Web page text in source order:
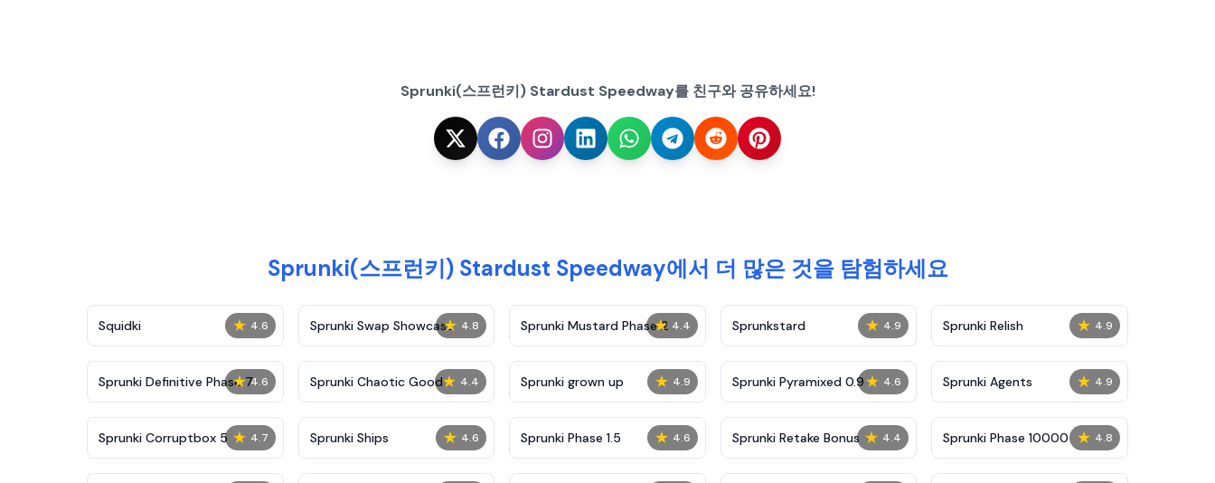
Sprunki(스프런키) Stardust Speedway를 친구와 공유하세요!
Sprunki(스프런키) Stardust Speedway에서 더 많은 것을 탐험하세요
★ 4.6
Squidki ★ 4.8
Sprunki Swap Showcase ★ 4.4
Sprunki Mustard Phase 2 ★ 4.9
Sprunkstard ★ 4.9
Sprunki Relish
★ 4.6
Sprunki Definitive Phase 7 ★ 4.4
Sprunki Chaotic Good ★ 4.9
Sprunki grown up ★ 4.6
Sprunki Pyramixed 0.9 ★ 4.9
Sprunki Agents
★ 4.7
Sprunki Corruptbox 5 ★ 4.6
Sprunki Ships ★ 4.6
Sprunki Phase 1.5 ★ 4.4
Sprunki Retake Bonus ★ 4.8
Sprunki Phase 10000